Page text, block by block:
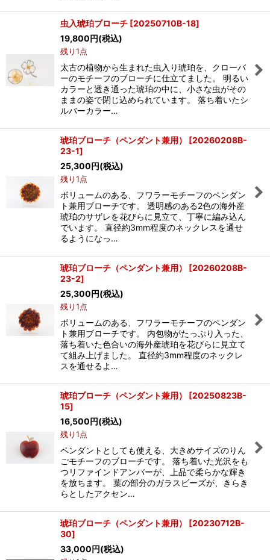
虫入琥珀ブローチ [20250710B-18]
19,800円(税込)
残り1点
太古の植物から生まれた虫入り琥珀を、クローバ
ーのモチーフのブローチに仕立てました。 明るい
カラーと透き通った琥珀の中に、小さな虫がその
ままの姿で閉じ込められています。 落ち着いたシ
ルバーカラー…
琥珀ブローチ（ペンダント兼用） [20260208B-
23-1]
25,300円(税込)
残り1点
ボリュームのある、フワラーモチーフのペンダン
ト兼用ブローチです。 透明感のある2色の海外産
琥珀のサザレを花びらに見立て、丁寧に編み込ん
でいます。 直径約3mm程度のネックレスを通せ
るようになっ…
琥珀ブローチ（ペンダント兼用） [20260208B-
23-2]
25,300円(税込)
残り1点
ボリュームのある、フワラーモチーフのペンダン
ト兼用ブローチです。 内包物がたっぷり入った、
落ち着いた色合いの海外産琥珀を花びらに見立て
て組み上げました。 直径約3mm程度のネックレ
スを通せるよ…
琥珀ブローチ（ペンダント兼用） [20250823B-
15]
16,500円(税込)
残り1点
ペンダントとしても使える、大きめサイズのりん
ごモチーフのブローチです。 落ち着いた光沢をも
つリファインドアンバーが、上品で柔らかな輝き
を放ちます。 葉の部分のガラスビーズが、きらき
らとしたアクセン…
琥珀ブローチ（ペンダント兼用） [20230712B-
30]
33,000円(税込)